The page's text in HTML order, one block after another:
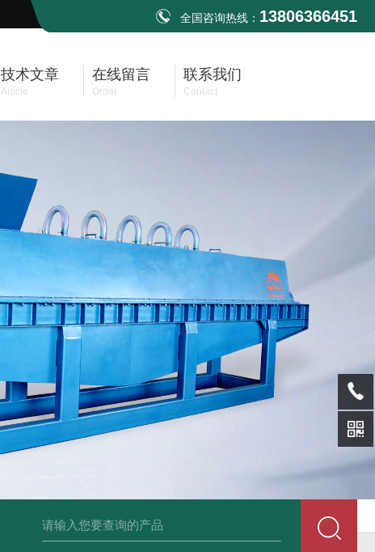
全国咨询热线： 13806366451
技术文章
Article
在线留言
Order
联系我们
Contact
SL-p泡面盖纸塑分离机 sl-d镀铝膜分离清洗机 SL-wl转鼓式纸浆浓缩